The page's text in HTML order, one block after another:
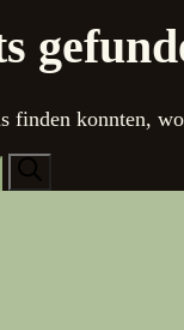
finden konnten,